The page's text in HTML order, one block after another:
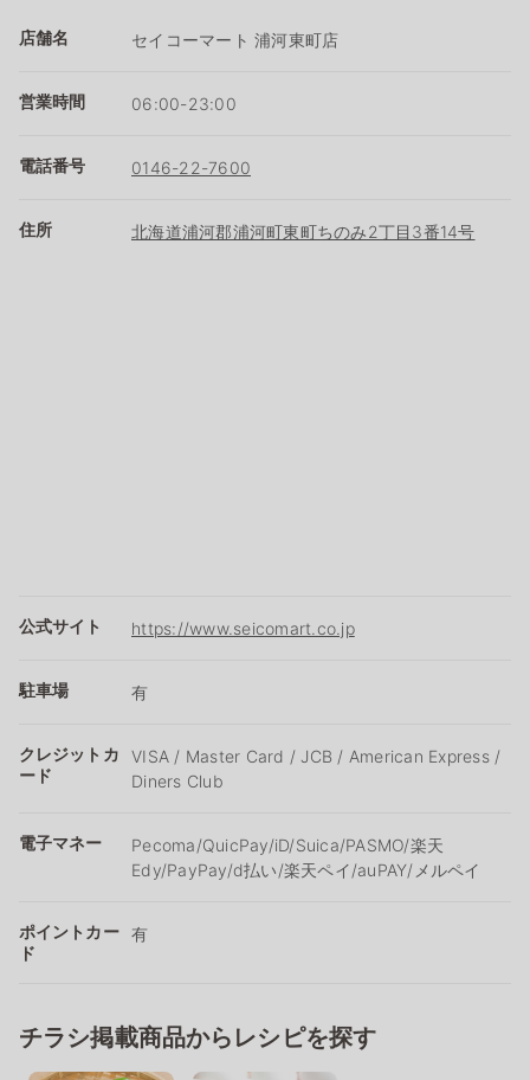
店舗名 セイコーマート 浦河東町店
営業時間 06:00-23:00
電話番号 0146-22-7600
住所 北海道浦河郡浦河町東町ちのみ2丁目3番14号
公式サイト https://www.seicomart.co.jp
駐車場 有
クレジットカ
ード
VISA / Master Card / JCB / American Express /
Diners Club
電子マネー
Pecoma/QuicPay/iD/Suica/PASMO/楽天
Edy/PayPay/d払い/楽天ペイ/auPAY/メルペイ
ポイントカー
ド
有
チラシ掲載商品からレシピを探す